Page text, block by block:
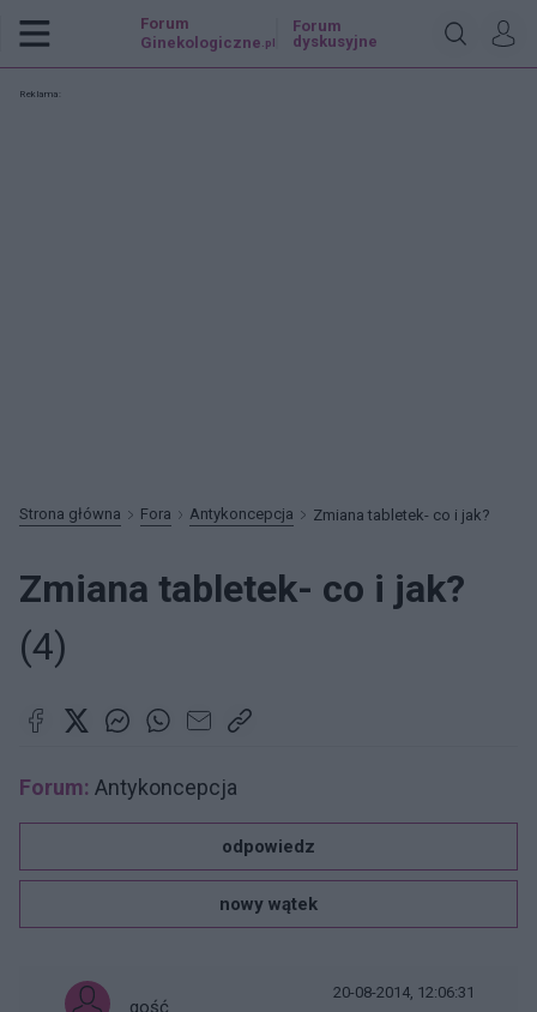
Forum
Ginekologiczne .pl
Forum
dyskusyjne
Reklama:
Strona główna Fora Antykoncepcja Zmiana tabletek- co i jak?
Zmiana tabletek- co i jak?
(4)
Forum: Antykoncepcja
odpowiedz
nowy wątek
gość
20-08-2014, 12:06:31